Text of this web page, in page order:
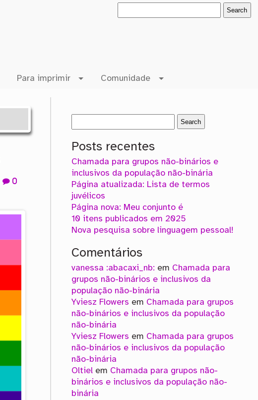
Para imprimir Comunidade
0
Posts recentes
Chamada para grupos não-binários e
inclusivos da população não-binária
Página atualizada: Lista de termos
juvélicos
Página nova: Meu conjunto é
10 itens publicados em 2025
Nova pesquisa sobre linguagem pessoal!
Comentários
vanessa :abacaxi_nb: em Chamada para
grupos não-binários e inclusivos da
população não-binária
Yviesz Flowers em Chamada para grupos
não-binários e inclusivos da população
não-binária
Yviesz Flowers em Chamada para grupos
não-binários e inclusivos da população
não-binária
Oltielem Chamada para grupos não-
binários e inclusivos da população não-
binária